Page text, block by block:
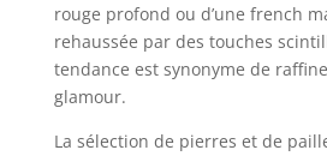
rouge profond ou d’une french
rehaussée par des touches
tendance est synonyme de
glamour.
La sélection de pierres et de